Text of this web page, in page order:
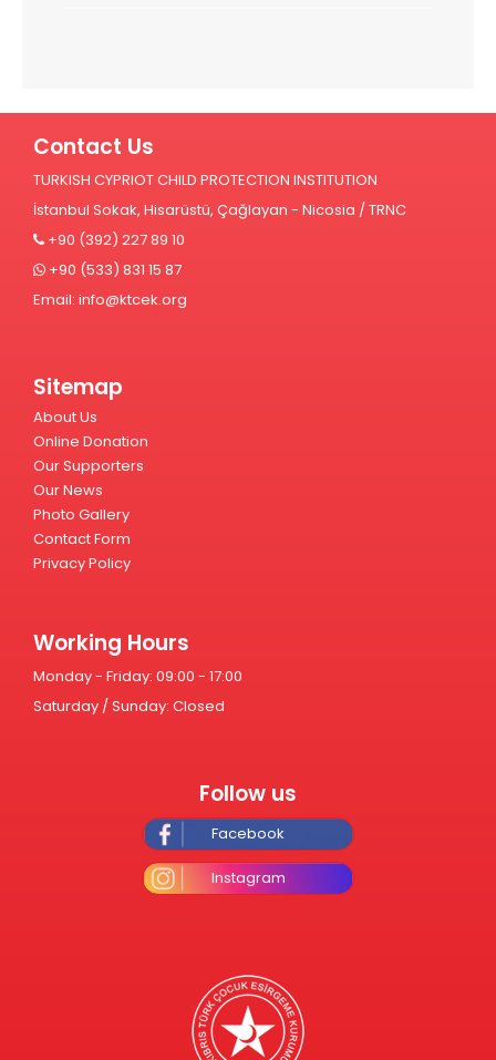
Contact Us
TURKISH CYPRIOT CHILD PROTECTION INSTITUTION
İstanbul Sokak, Hisarüstü, Çağlayan - Nicosia / TRNC
+90 (392) 227 89 10
+90 (533) 831 15 87
Email: info@ktcek.org
Sitemap
About Us
Online Donation
Our Supporters
Our News
Photo Gallery
Contact Form
Privacy Policy
Working Hours
Monday - Friday: 09:00 - 17:00
Saturday / Sunday: Closed
Follow us
Facebook
Instagram